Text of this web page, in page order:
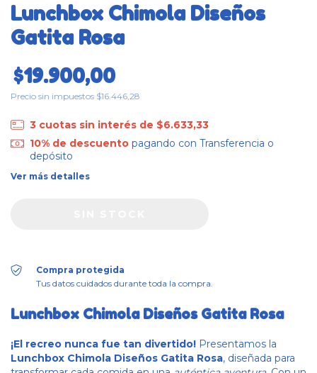
Lunchbox Chimola Diseños
Gatita Rosa
$19.900,00
Precio sin impuestos $16.446,28
3 cuotas sin interés de $6.633,33
10% de descuentopagando con Transferencia o
depósito
Ver más detalles
Compra protegida
Tus datos cuidados durante toda la compra.
Lunchbox Chimola Diseños Gatita Rosa
¡El recreo nunca fue tan divertido! Presentamos la
Lunchbox Chimola Diseños Gatita Rosa, diseñada para